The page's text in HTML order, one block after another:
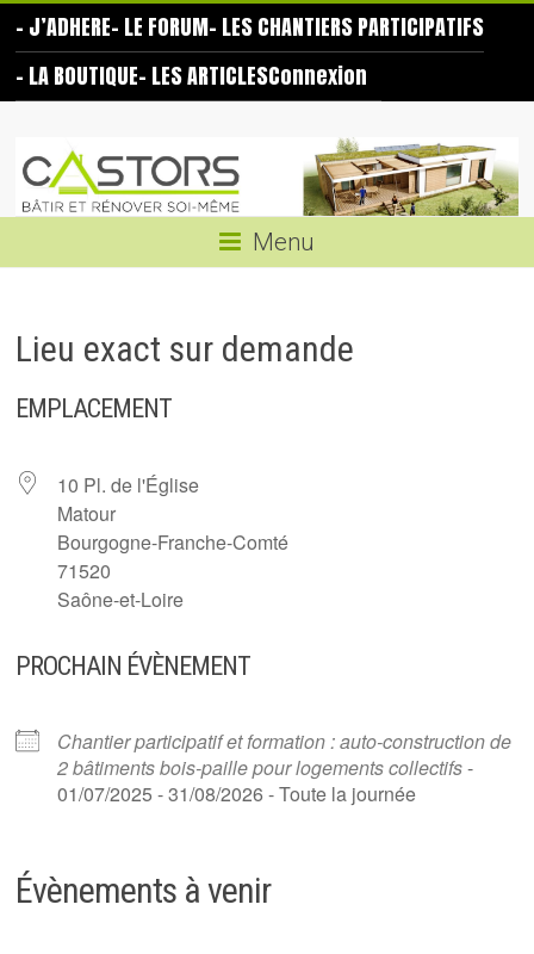
content
– J’ADHERE– LE FORUM– LES CHANTIERS PARTICIPATIFS
– LA BOUTIQUE– LES ARTICLESConnexion
Castors
même
Menu
Lieu exact sur demande
EMPLACEMENT
10 Pl. de l'Église
Matour
Bourgogne-Franche-Comté
71520
Saône-et-Loire
PROCHAIN ÉVÈNEMENT
Chantier participatif et formation : auto-construction de
2 bâtiments bois-paille pour logements collectifs-
01/07/2025 - 31/08/2026 - Toute la journée
Évènements à venir